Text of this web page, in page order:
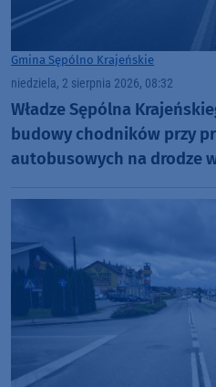
Gmina Sępólno Krajeńskie
niedziela, 2 sierpnia 2026, 08:32
Władze Sępólna
budowy chodników przy
autobusowych na drodze